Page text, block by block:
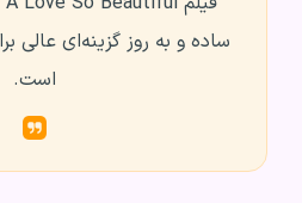
ساده و به روز گزینه‌ای عالی
است.